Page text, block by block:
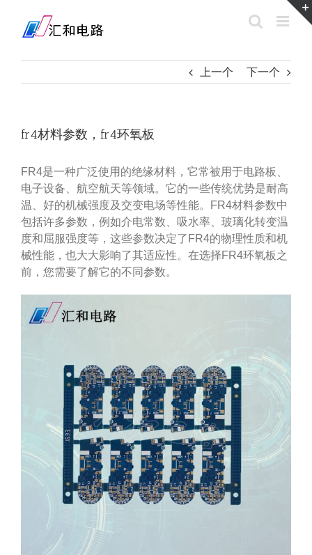
content
上一个 下一个
fr4材料参数，fr4环氧板
FR4是一种广泛使用的绝缘材料，它常被用于电路板、
电子设备、航空航天等领域。它的一些传统优势是耐高
温、好的机械强度及交变电场等性能。FR4材料参数中
包括许多参数，例如介电常数、吸水率、玻璃化转变温
度和屈服强度等，这些参数决定了FR4的物理性质和机
械性能，也大大影响了其适应性。在选择FR4环氧板之
前，您需要了解它的不同参数。